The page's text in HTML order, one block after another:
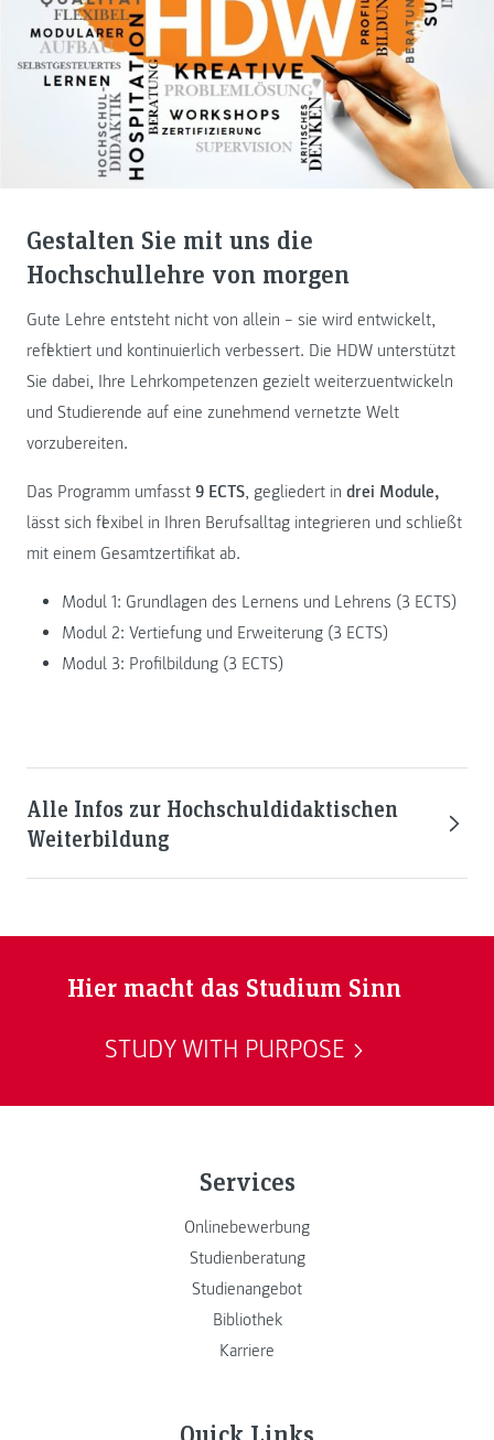
Gestalten Sie mit uns die
Hochschullehre von morgen
Gute Lehre entsteht nicht von allein – sie wird entwickelt,
reflektiert und kontinuierlich verbessert. Die HDW unterstützt
Sie dabei, Ihre Lehrkompetenzen gezielt weiterzuentwickeln
und Studierende auf eine zunehmend vernetzte Welt
vorzubereiten.
Das Programm umfasst 9 ECTS, gegliedert in drei Module,
lässt sich flexibel in Ihren Berufsalltag integrieren und schließt
mit einem Gesamtzertifikat ab.
Modul 1: Grundlagen des Lernens und Lehrens (3 ECTS)
Modul 2: Vertiefung und Erweiterung (3 ECTS)
Modul 3: Profilbildung (3 ECTS)
Alle Infos zur Hochschuldidaktischen
Weiterbildung
Hier macht das Studium Sinn
STUDY WITH PURPOSE
Services
Onlinebewerbung
Studienberatung
Studienangebot
Bibliothek
Karriere
Quick Links